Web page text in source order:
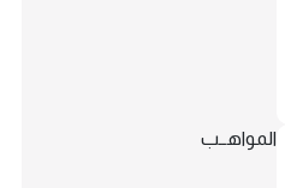
المواهــب